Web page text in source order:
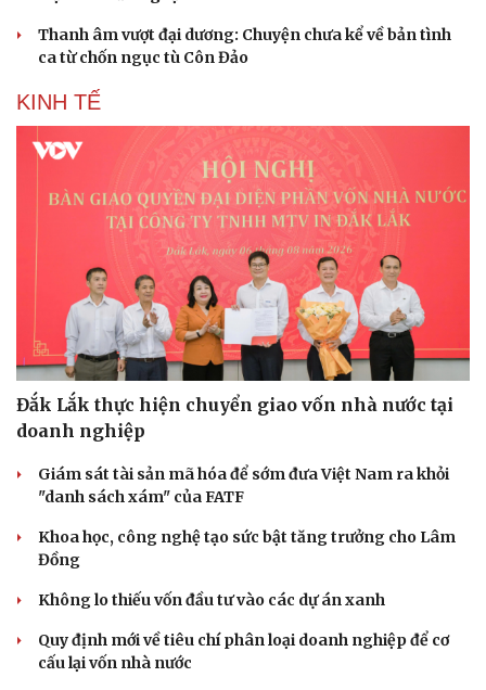
Doanh nghiệp
Thông tin doanh nghiệp
Doanh nghiệp 24h
Vì cộng đồng
Sành điệu
Tin Công nghệ
Trải nghiệm
Chuyển đổi số
Thanh âm vượt đại dương: Chuyện chưa kể về bản tình
ca từ chốn ngục tù Côn Đảo
KINH TẾ
Đắk Lắk thực hiện chuyển giao vốn nhà nước tại
doanh nghiệp
Giám sát tài sản mã hóa để sớm đưa Việt Nam ra khỏi
"danh sách xám" của FATF
Khoa học, công nghệ tạo sức bật tăng trưởng cho Lâm
Đồng
Không lo thiếu vốn đầu tư vào các dự án xanh
Quy định mới về tiêu chí phân loại doanh nghiệp để cơ
cấu lại vốn nhà nước